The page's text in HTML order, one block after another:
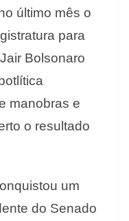
último mês o
para
Bolsonaro
manobras e
o resultado
um
do Senado